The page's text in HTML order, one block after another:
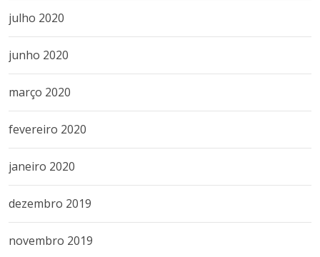
julho 2020
junho 2020
março 2020
fevereiro 2020
janeiro 2020
dezembro 2019
novembro 2019